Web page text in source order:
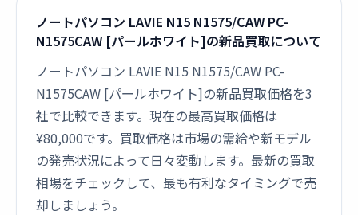
ノートパソコン LAVIE N15 N1575/CAW PC-
N1575CAW [パールホワイト]の新品買取について
ノートパソコン LAVIE N15 N1575/CAW PC-
N1575CAW [パールホワイト]の新品買取価格を3
社で比較できます。現在の最高買取価格は
¥80,000です。買取価格は市場の需給や新モデル
の発売状況によって日々変動します。最新の買取
相場をチェックして、最も有利なタイミングで売
却しましょう。